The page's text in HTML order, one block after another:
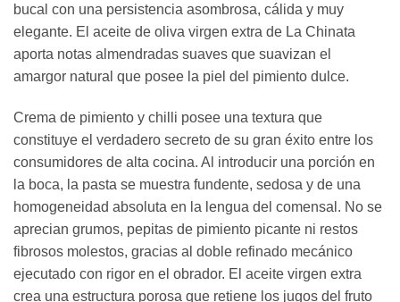
bucal con una persistencia asombrosa, cálida y muy
elegante. El aceite de oliva virgen extra de La Chinata
aporta notas almendradas suaves que suavizan el
amargor natural que posee la piel del pimiento dulce.
Crema de pimiento y chilli posee una textura que
constituye el verdadero secreto de su gran éxito entre los
consumidores de alta cocina. Al introducir una porción en
la boca, la pasta se muestra fundente, sedosa y de una
homogeneidad absoluta en la lengua del comensal. No se
aprecian grumos, pepitas de pimiento picante ni restos
fibrosos molestos, gracias al doble refinado mecánico
ejecutado con rigor en el obrador. El aceite virgen extra
crea una estructura porosa que retiene los jugos del fruto